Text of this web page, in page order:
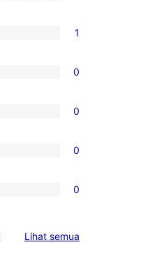
1
0
0
0
0
Lihat semua